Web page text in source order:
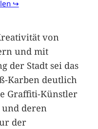
↪
von
und mit
der Stadt sei das
Karben deutlich
Graffiti-Künstler
deren
der